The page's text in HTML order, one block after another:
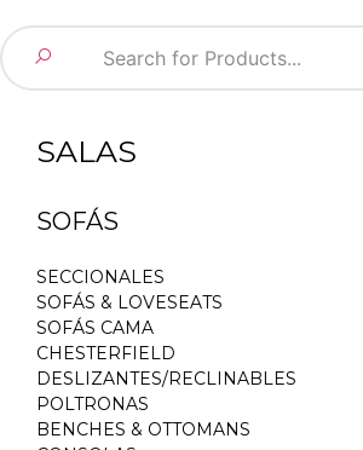
SALAS
SOFÁS
SECCIONALES
SOFÁS & LOVESEATS
SOFÁS CAMA
CHESTERFIELD
DESLIZANTES/RECLINABLES
POLTRONAS
BENCHES & OTTOMANS